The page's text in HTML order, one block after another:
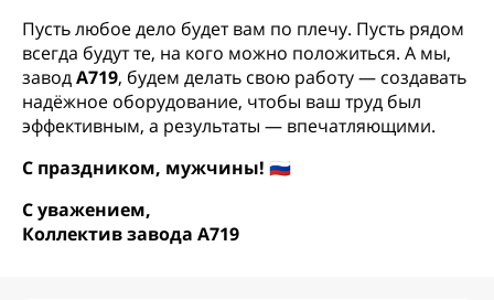
Пусть любое дело будет вам по плечу. Пусть рядом
всегда будут те, на кого можно положиться. А мы,
заводА719, будем делать свою работу — создавать
надёжное оборудование, чтобы ваш труд был
эффективным, а результаты — впечатляющими.
С праздником, мужчины! 🇷🇺
С уважением,
Коллектив завода А719